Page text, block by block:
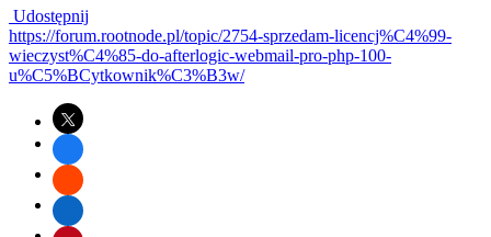
Udostępnij
https://forum.rootnode.pl/topic/2754-sprzedam-licencj%C4%99-
wieczyst%C4%85-do-afterlogic-webmail-pro-php-100-
u%C5%BCytkownik%C3%B3w/